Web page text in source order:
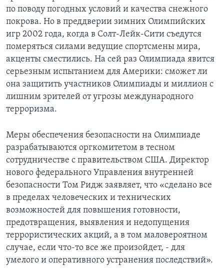
Learning English
СОЦИАЛЬНЫЕ СЕТИ
по поводу погодных условий и качества снежного
покрова. Но в преддверии зимних Олимпийских
игр 2002 года, когда в Солт-Лейк-Сити съедутся
померяться силами ведущие спортсмены мира,
акценты сместились. На сей раз Олимпиада явится
серьезным испытанием для Америки: сможет ли
она защитить участников Олимпиады и миллион с
лишним зрителей от угрозы международного
терроризма.
Меры обеспечения безопасности на Олимпиаде
разрабатываются оргкомитетом в тесном
сотрудничестве с правительством США. Директор
нового федерального Управления внутренней
безопасности Том Ридж заявляет, что «сделано все
в пределах человеческих и технических
возможностей для повышения готовности,
предотвращения, выявления и недопущения
террористических акций, а в том маловероятном
случае, если что-то все же произойдет, - для
умелого и оперативного устранения последствий».